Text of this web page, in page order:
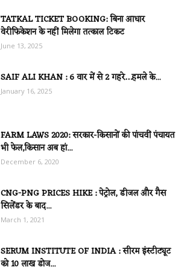
TATKAL TICKET BOOKING: बिना आधार
वेरीफिकेशन के नहीं मिलेगा तत्काल टिकट
June 13, 2025
SAIF ALI KHAN : 6 वार में से 2 गहरे…हमले के...
January 16, 2025
FARM LAWS 2020: सरकार-किसानों की पांचवीं पंचायत
भी फेल,किसान अब हां...
December 6, 2020
CNG-PNG PRICES HIKE : पेट्रोल, डीजल और गैस
सिलेंडर के बाद...
March 1, 2021
SERUM INSTITUTE OF INDIA : सीरम इंस्टीट्यूट
को 10 लाख डोज...